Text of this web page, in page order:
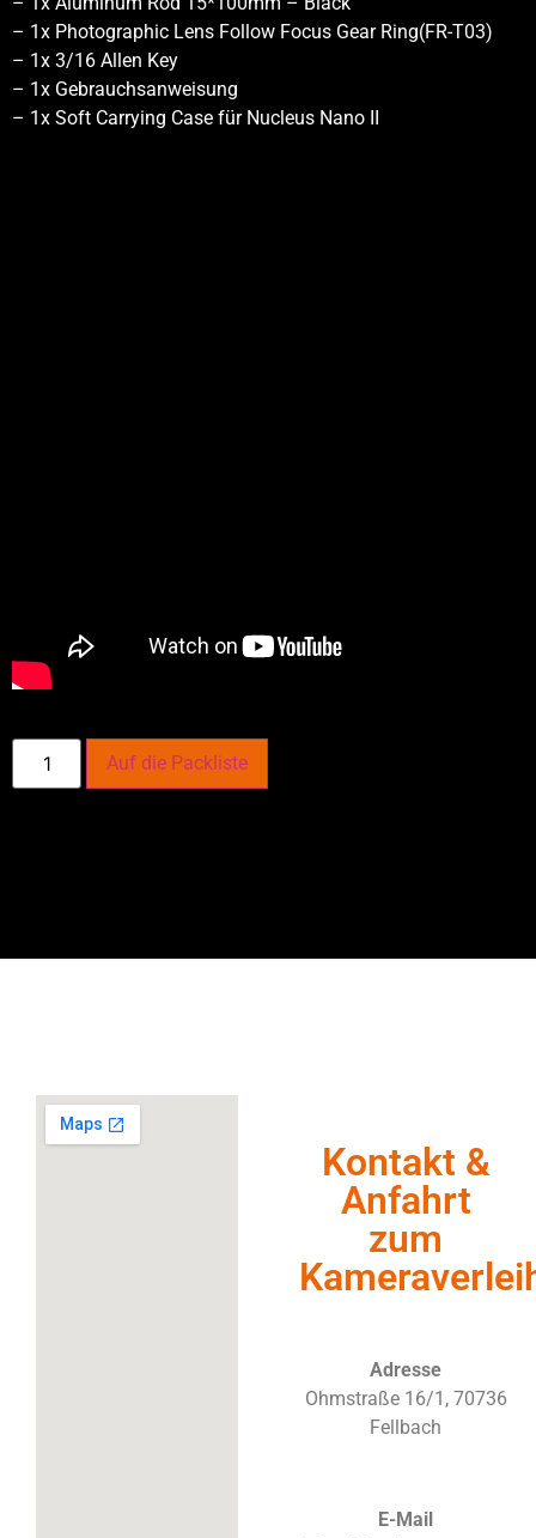
– 1x Photographic Lens Follow Focus Gear Ring(FR-T03)
– 1x 3/16 Allen Key
– 1x Gebrauchsanweisung
– 1x Soft Carrying Case für Nucleus Nano II
Auf die Packliste
Kontakt &
Anfahrt
zum
Adresse
Ohmstraße 16/1, 70736
Fellbach
E-Mail